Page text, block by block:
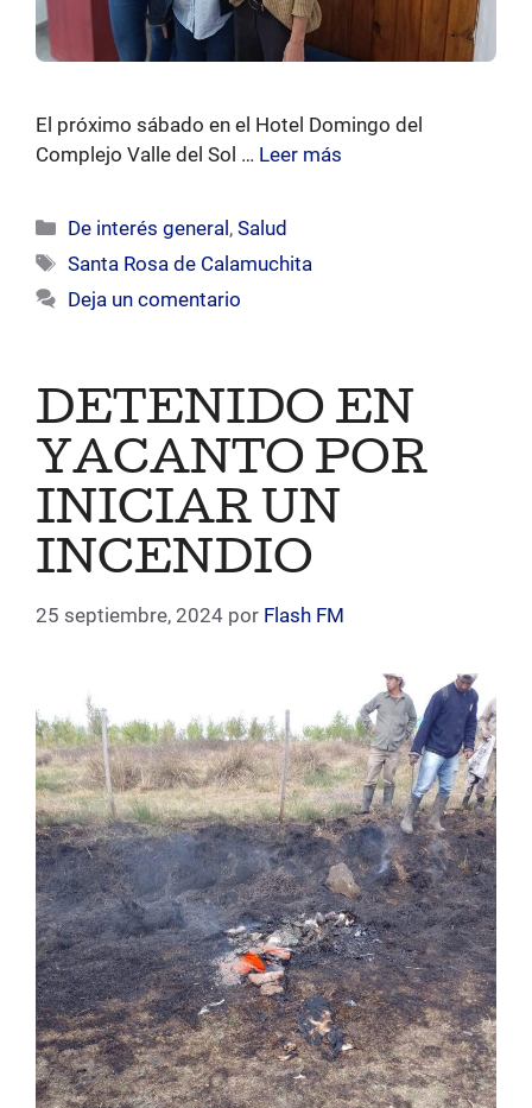
El próximo sábado en el Hotel Domingo del
Complejo Valle del Sol … Leer más
Categorías
De interés general,Salud
Etiquetas
Santa Rosa de Calamuchita
Deja un comentario
DETENIDO EN
YACANTO POR
INICIAR UN
INCENDIO
25 septiembre, 2024 por Flash FM